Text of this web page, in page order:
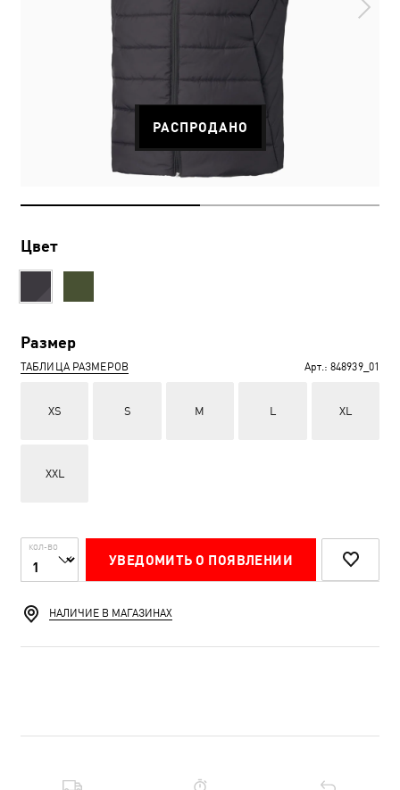
РАСПРОДАНО
Цвет
Размер
ТАБЛИЦА РАЗМЕРОВ Арт.: 848939_01
XS S M L XL
XXL
КОЛ-ВО
УВЕДОМИТЬ О ПОЯВЛЕНИИ
НАЛИЧИЕ В МАГАЗИНАХ